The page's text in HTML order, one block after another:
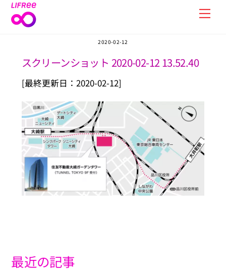
Skip
2020-02-12
スクリーンショット 2020-02-12 13.52.40
[最終更新日：2020-02-12]
最近の記事